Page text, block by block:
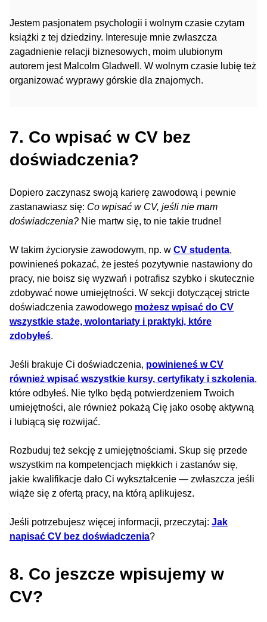
Jestem pasjonatem psychologii i wolnym czasie czytam
książki z tej dziedziny. Interesuje mnie zwłaszcza
zagadnienie relacji biznesowych, moim ulubionym
autorem jest Malcolm Gladwell. W wolnym czasie lubię też
organizować wyprawy górskie dla znajomych.
7. Co wpisać w CV bez
doświadczenia?
Dopiero zaczynasz swoją karierę zawodową i pewnie
zastanawiasz się: Co wpisać w CV, jeśli nie mam
doświadczenia? Nie martw się, to nie takie trudne!
W takim życiorysie zawodowym, np. w CV studenta,
powinieneś pokazać, że jesteś pozytywnie nastawiony do
pracy, nie boisz się wyzwań i potrafisz szybko i skutecznie
zdobywać nowe umiejętności. W sekcji dotyczącej stricte
doświadczenia zawodowego możesz wpisać do CV
wszystkie staże, wolontariaty i praktyki, które
zdobyłeś.
Jeśli brakuje Ci doświadczenia, powinieneś w CV
również wpisać wszystkie kursy, certyfikaty i szkolenia,
które odbyłeś. Nie tylko będą potwierdzeniem Twoich
umiejętności, ale również pokażą Cię jako osobę aktywną
i lubiącą się rozwijać.
Rozbuduj też sekcję z umiejętnościami. Skup się przede
wszystkim na kompetencjach miękkich i zastanów się,
jakie kwalifikacje dało Ci wykształcenie — zwłaszcza jeśli
wiąże się z ofertą pracy, na którą aplikujesz.
Jeśli potrzebujesz więcej informacji, przeczytaj: Jak
napisać CV bez doświadczenia?
8. Co jeszcze wpisujemy w
CV?